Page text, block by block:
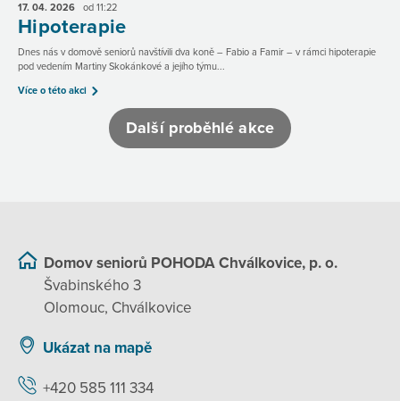
17. 04. 2026 od 11:22
Hipoterapie
Dnes nás v domově seniorů navštívili dva koně – Fabio a Famir – v rámci hipoterapie
pod vedením Martiny Skokánkové a jejího týmu...
Více o této akci
Další proběhlé akce
Domov seniorů POHODA Chválkovice, p. o.
Švabinského 3
Olomouc, Chválkovice
Ukázat na mapě
+420 585 111 334